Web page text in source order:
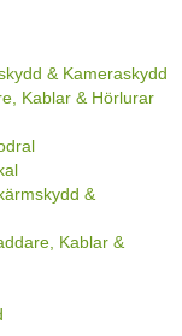
& Kameraskydd
Kablar & Hörlurar
& Kameraskydd
Kablar & Hörlurar
&
Kablar &